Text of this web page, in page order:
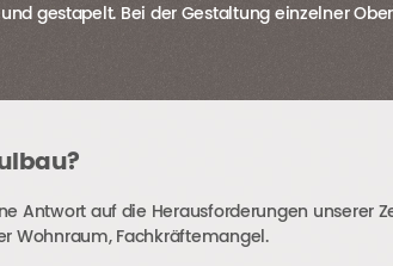
gestapelt. Bei der Gestaltung einzelner
Antwort auf die Herausforderungen unserer
Wohnraum, Fachkräftemangel.